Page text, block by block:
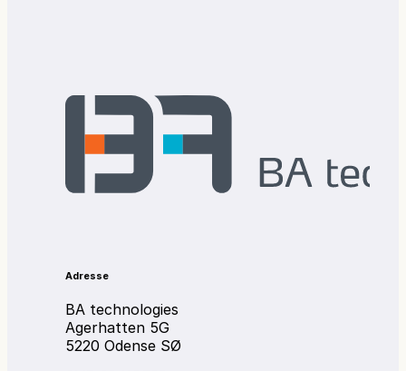
Adresse
BA technologies
Agerhatten 5G
5220 Odense SØ